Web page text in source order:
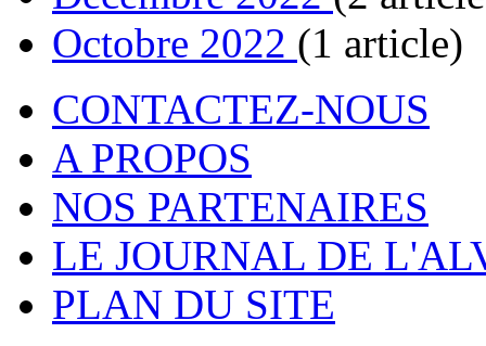
Octobre 2022 (1 article)
CONTACTEZ-NOUS
A PROPOS
NOS PARTENAIRES
LE JOURNAL DE
PLAN DU SITE